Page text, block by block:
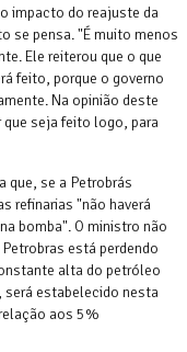
impacto do reajuste da
se pensa. "É muito menos
Ele reiterou que o que
feito, porque o governo
Na opinião deste
que seja feito logo, para
que, se a Petrobrás
refinarias "não haverá
bomba". O ministro não
está perdendo
alta do petróleo
será estabelecido nesta
aos 5%